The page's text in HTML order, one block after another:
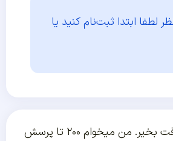
لطفا ابتدا ثبت‌نام کنید یا
سلام وقت بخیر. من میخوام ۲۰۰ تا پرسش